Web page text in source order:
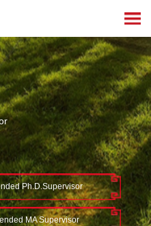
Ph.D.Supervisor
MA Supervisor